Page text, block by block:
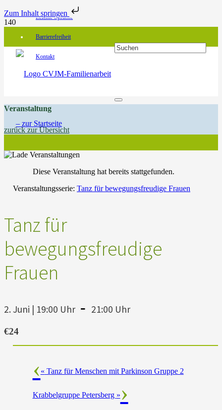
Zum Inhalt springen
Leichte Sprache
Barrierefreiheit
Kontakt
Veranstaltung
zurück zur Übersicht
Diese Veranstaltung hat bereits stattgefunden.
Veranstaltungsserie: Tanz für bewegungsfreudige Frauen
Tanz für
bewegungsfreudige
Frauen
2. Juni | 19:00 Uhr - 21:00 Uhr
€24
« Tanz für Menschen mit Parkinson Gruppe 2
Krabbelgruppe Petersberg »